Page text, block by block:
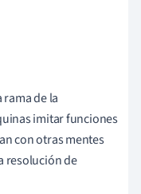
rama de la
imitar funciones
con otras mentes
resolución de